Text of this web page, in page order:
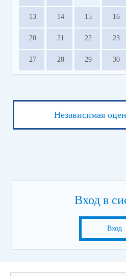
13 14 15 16
20 21 22 23
27 28 29 30
Независимая
Вход в
Вход